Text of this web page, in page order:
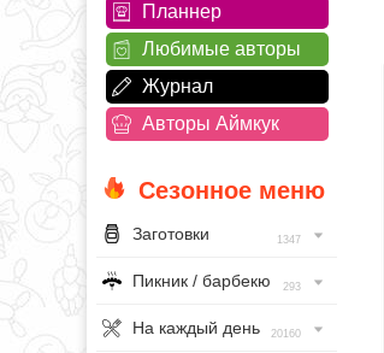
Планнер
Любимые авторы
Журнал
Авторы Аймкук
Сезонное меню
Заготовки 1347
Пикник / барбекю 293
На каждый день 20160